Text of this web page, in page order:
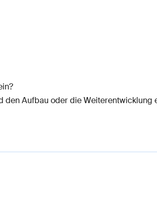
Aufbau oder die Weiterentwicklung